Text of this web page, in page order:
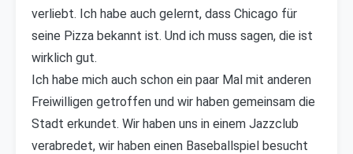
verliebt. Ich habe auch gelernt, dass Chicago für
seine Pizza bekannt ist. Und ich muss sagen, die ist
wirklich gut.
Ich habe mich auch schon ein paar Mal mit anderen
Freiwilligen getroffen und wir haben gemeinsam die
Stadt erkundet. Wir haben uns in einem Jazzclub
verabredet, wir haben einen Baseballspiel besucht